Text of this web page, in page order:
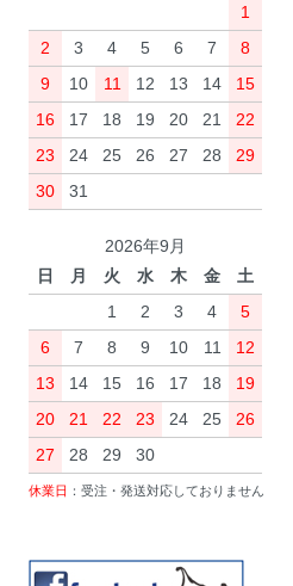
1
2
3 4 5 6 7
8
9
10 11 12 13 14
15
16
17 18 19 20 21
22
23
24 25 26 27 28
29
30
31
2026年9月
日
月 火 水 木 金
土
1
2 3 4
5
6
7 8 9 10 11
12
13
14 15 16 17 18
19
20
21 22 23 24 25
26
27
28 29 30
休業日 ：受注・発送対応しておりません